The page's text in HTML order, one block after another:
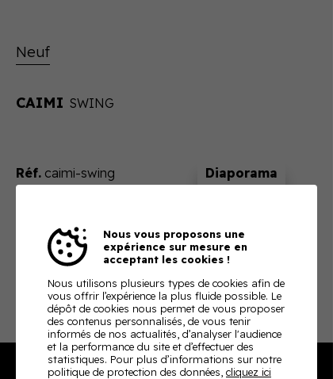
Neuf
CAIMI SWING
Réf. caimi-swing
En ajoutant ce produit à votre panier, nous vous
enverrons un devis ajusté à votre besoin
Télécharger la fiche technique
Nous vous proposons une
expérience sur mesure en
acceptant les cookies !
Nous utilisons plusieurs types de cookies afin de
vous offrir l’expérience la plus fluide possible. Le
dépôt de cookies nous permet de vous proposer
des contenus personnalisés, de vous tenir
informés de nos actualités, d’analyser l'audience
et la performance du site et d’effectuer des
statistiques. Pour plus d’informations sur notre
politique de protection des données, cliquez ici